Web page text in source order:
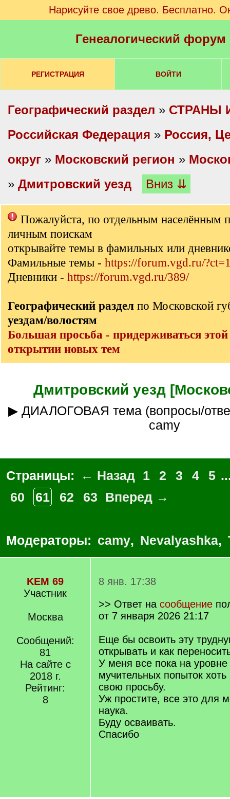
Нарисуйте свое древо. Бесплатно.
Генеалогический
РЕГИСТРАЦИЯ ВОЙТИ
Географический раздел » СТРАНЫ
Российская Федерация » Россия,
округ » Московский регион »
» Дмитровский уезд Вниз ⇊
Пожалуйста, по отдельным населённым
личным поискам
открывайте темы в фамильных или
Фамильные темы - https://forum.vgd.ru/
Дневники - https://forum.vgd.ru/389/
Географический раздел по Московской
уездам/волостям
Большая просьба - придерживаться
открытии новых тем
Дмитровский уезд
▶ ДИАЛОГОВАЯ тема (вопросы/ответы) ___куратор
camy
Страницы: ← Назад 1 2 3 4 5
60
61 62 63 Вперед →
Модераторы: camy, Nevalyashka,
KEM 69
Участник
Москва
Сообщений:
81
На сайте с
2018 г.
Рейтинг:
8
8 янв. 17:38
>> Ответ на сообщение
от 7 января 2026 21:17
Еще бы освоить эту
открывать и как
У меня все пока на уровне
мучительных попыток хоть
свою просьбу.
Уж простите, все это для
наука.
Буду осваивать.
Спасибо